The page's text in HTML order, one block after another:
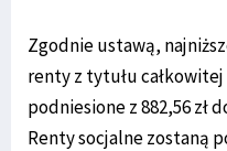
Zgodnie ustawą,
renty z tytułu
podniesione z 882,56 zł
Renty socjalne zostaną